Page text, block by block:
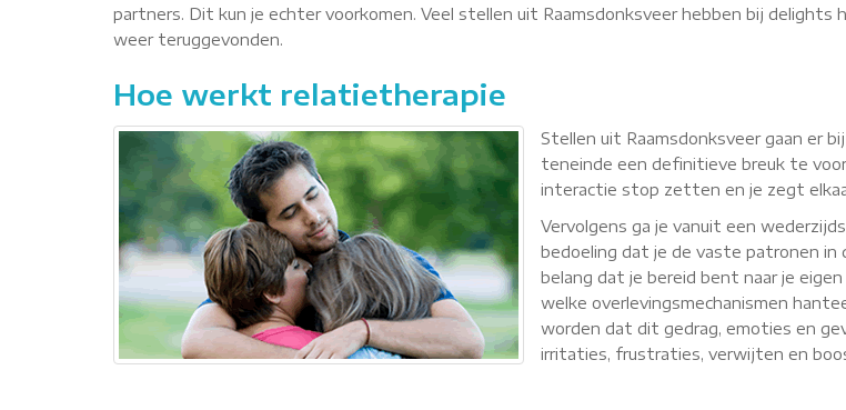
partners. Dit kun je echter voorkomen. Veel stellen uit Raamsdonksveer hebben bij
weer teruggevonden.
Hoe werkt relatietherapie
Stellen uit Raamsdonksveer gaan er
teneinde een definitieve breuk te
interactie stop zetten en je zegt
Vervolgens ga je vanuit een
bedoeling dat je de vaste patronen
belang dat je bereid bent naar je
welke overlevingsmechanismen
worden dat dit gedrag, emoties en
irritaties, frustraties, verwijten en